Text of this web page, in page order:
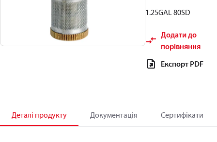
1.25GAL 80SD
Додати до
порівняння
Експорт PDF
Деталі продукту Документація Сертифікати